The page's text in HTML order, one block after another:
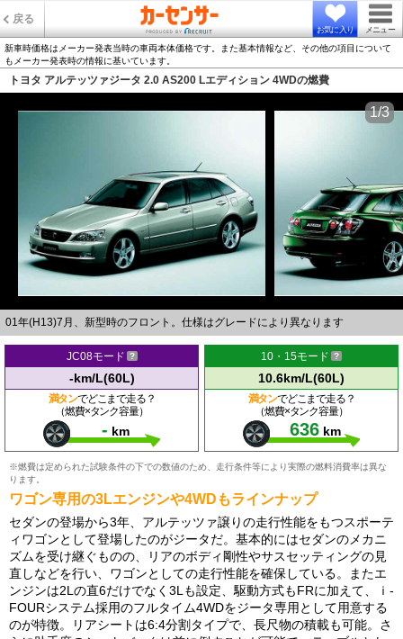
戻る
お気に入り メニュー
新車時価格はメーカー発表当時の車両本体価格です。また基本情報など、その他の項目について
もメーカー発表時の情報に基いています。
トヨタ アルテッツァジータ 2.0 AS200 Lエディション 4WDの燃費
01年(H13)7月、新型時のフロント。仕様はグレードにより異なります
1/3
JC08モード
-km/L(60L)
満タンでどこまで走る？
（燃費×タンク容量）
- km
10・15モード
10.6km/L(60L)
満タンでどこまで走る？
（燃費×タンク容量）
636 km
※燃費は定められた試験条件の下での数値のため、走行条件等により実際の燃料消費率は異な
ります。
ワゴン専用の3Lエンジンや4WDもラインナップ
セダンの登場から3年、アルテッツァ譲りの走行性能をもつスポーテ
ィワゴンとして登場したのがジータだ。基本的にはセダンのメカニ
ズムを受け継ぐものの、リアのボディ剛性やサスセッティングの見
直しなどを行い、ワゴンとしての走行性能を確保している。またエ
ンジンは2Lの直6だけでなく3Lも設定、駆動方式もFRに加えて、ｉ-
FOURシステム採用のフルタイム4WDをジータ専用として用意する
のが特徴。リアシートは6:4分割タイプで、長尺物の積載も可能。さ